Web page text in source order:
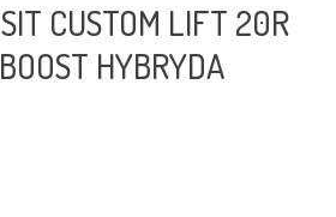
CUSTOM LIFT 20R
HYBRYDA